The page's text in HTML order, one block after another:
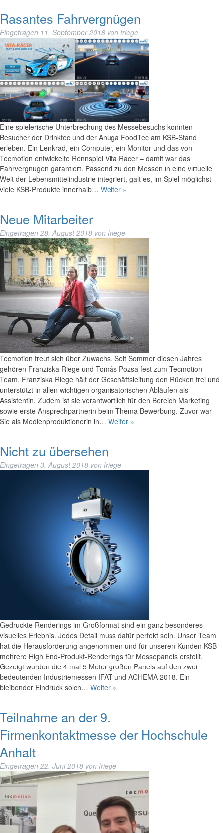
Rasantes Fahrvergnügen
Eingetragen 11. September 2018 von friege
Eine spielerische Unterbrechung des Messebesuchs konnten
Besucher der Drinktec und der Anuga FoodTec am KSB-Stand
erleben. Ein Lenkrad, ein Computer, ein Monitor und das von
Tecmotion entwickelte Rennspiel Vita Racer – damit war das
Fahrvergnügen garantiert. Passend zu den Messen in eine virtuelle
Welt der Lebensmittelindustrie integriert, galt es, im Spiel möglichst
viele KSB-Produkte innerhalb… Weiter »
Neue Mitarbeiter
Eingetragen 28. August 2018 von friege
Tecmotion freut sich über Zuwachs. Seit Sommer diesen Jahres
gehören Franziska Riege und Tomás Pozsa fest zum Tecmotion-
Team. Franziska Riege hält der Geschäftsleitung den Rücken frei und
unterstützt in allen wichtigen organisatorischen Abläufen als
Assistentin. Zudem ist sie verantwortlich für den Bereich Marketing
sowie erste Ansprechpartnerin beim Thema Bewerbung. Zuvor war
Sie als Medienproduktionerin in… Weiter »
Nicht zu übersehen
Eingetragen 3. August 2018 von friege
Gedruckte Renderings im Großformat sind ein ganz besonderes
visuelles Erlebnis. Jedes Detail muss dafür perfekt sein. Unser Team
hat die Herausforderung angenommen und für unseren Kunden KSB
mehrere High End-Produkt-Renderings für Messepanels erstellt.
Gezeigt wurden die 4 mal 5 Meter großen Panels auf den zwei
bedeutenden Industriemessen IFAT und ACHEMA 2018. Ein
bleibender Eindruck solch… Weiter »
Teilnahme an der 9.
Firmenkontaktmesse der Hochschule
Anhalt
Eingetragen 22. Juni 2018 von friege